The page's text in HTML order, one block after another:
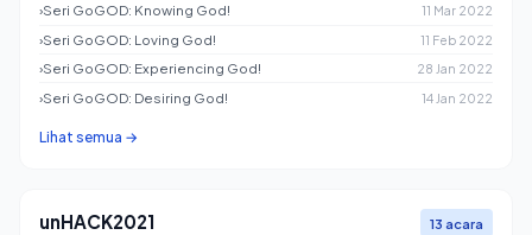
›Seri GoGOD: Knowing God! 11 Mar 2022
›Seri GoGOD: Loving God! 11 Feb 2022
›Seri GoGOD: Experiencing God! 28 Jan 2022
›Seri GoGOD: Desiring God! 14 Jan 2022
Lihat semua →
unHACK2021 13 acara